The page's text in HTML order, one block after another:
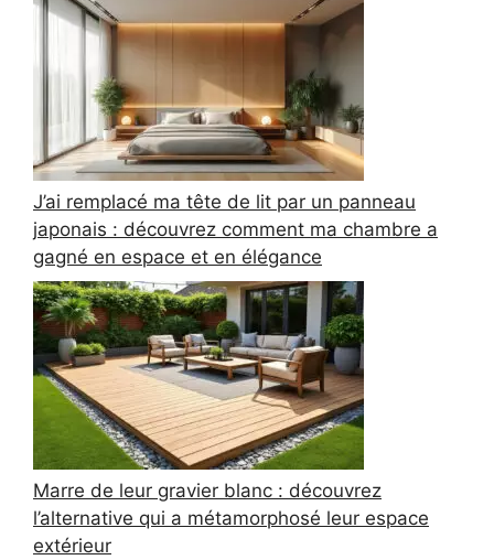
J’ai remplacé ma tête de lit par un panneau
japonais : découvrez comment ma chambre a
gagné en espace et en élégance
Marre de leur gravier blanc : découvrez
l’alternative qui a métamorphosé leur espace
extérieur